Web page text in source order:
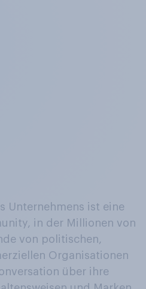
Unternehmens ist eine
in der Millionen von
von politischen,
Organisationen
über ihre